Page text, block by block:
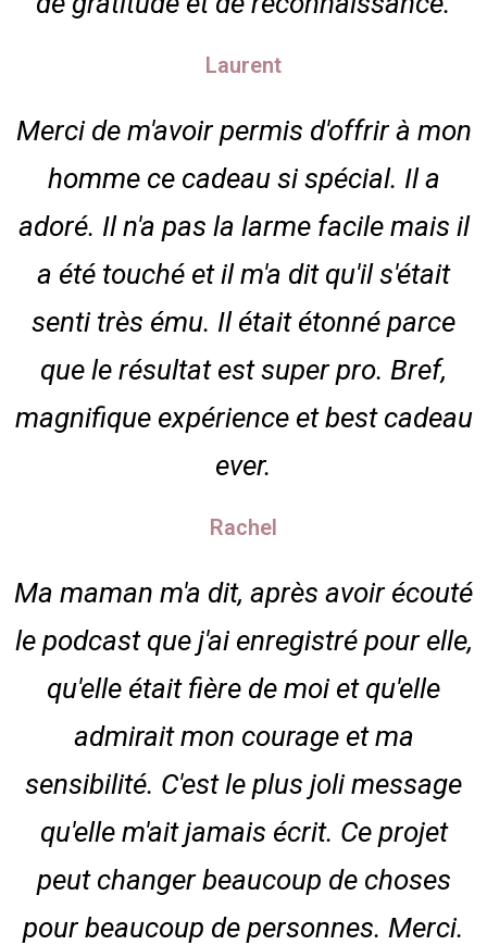
Laurent
Merci de m'avoir permis d'offrir à mon
homme ce cadeau si spécial. Il a
adoré. Il n'a pas la larme facile mais il
a été touché et il m'a dit qu'il s'était
senti très ému. Il était étonné parce
que le résultat est super pro. Bref,
magnifique expérience et best cadeau
ever.
Rachel
Ma maman m'a dit, après avoir écouté
le podcast que j'ai enregistré pour elle,
qu'elle était fière de moi et qu'elle
admirait mon courage et ma
sensibilité. C'est le plus joli message
qu'elle m'ait jamais écrit. Ce projet
peut changer beaucoup de choses
pour beaucoup de personnes. Merci.